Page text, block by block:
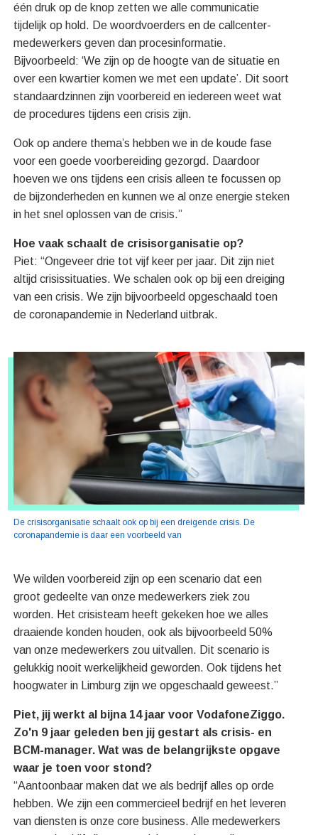
één druk op de knop zetten we alle communicatie
tijdelijk op hold. De woordvoerders en de callcenter-
medewerkers geven dan procesinformatie.
Bijvoorbeeld: ‘We zijn op de hoogte van de situatie en
over een kwartier komen we met een update’. Dit soort
standaardzinnen zijn voorbereid en iedereen weet wat
de procedures tijdens een crisis zijn.
Ook op andere thema’s hebben we in de koude fase
voor een goede voorbereiding gezorgd. Daardoor
hoeven we ons tijdens een crisis alleen te focussen op
de bijzonderheden en kunnen we al onze energie steken
in het snel oplossen van de crisis.”
Hoe vaak schaalt de crisisorganisatie op?
Piet: “Ongeveer drie tot vijf keer per jaar. Dit zijn niet
altijd crisissituaties. We schalen ook op bij een dreiging
van een crisis. We zijn bijvoorbeeld opgeschaald toen
de coronapandemie in Nederland uitbrak.
De crisisorganisatie schaalt ook op bij een dreigende crisis. De
coronapandemie is daar een voorbeeld van
We wilden voorbereid zijn op een scenario dat een
groot gedeelte van onze medewerkers ziek zou
worden. Het crisisteam heeft gekeken hoe we alles
draaiende konden houden, ook als bijvoorbeeld 50%
van onze medewerkers zou uitvallen. Dit scenario is
gelukkig nooit werkelijkheid geworden. Ook tijdens het
hoogwater in Limburg zijn we opgeschaald geweest.”
Piet, jij werkt al bijna 14 jaar voor VodafoneZiggo.
Zo'n 9 jaar geleden ben jij gestart als crisis- en
BCM-manager. Wat was de belangrijkste opgave
waar je toen voor stond?
“Aantoonbaar maken dat we als bedrijf alles op orde
hebben. We zijn een commercieel bedrijf en het leveren
van diensten is onze core business. Alle medewerkers